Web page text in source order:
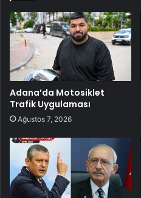
Adana’da Motosiklet
Trafik Uygulaması
Ağustos 7, 2026